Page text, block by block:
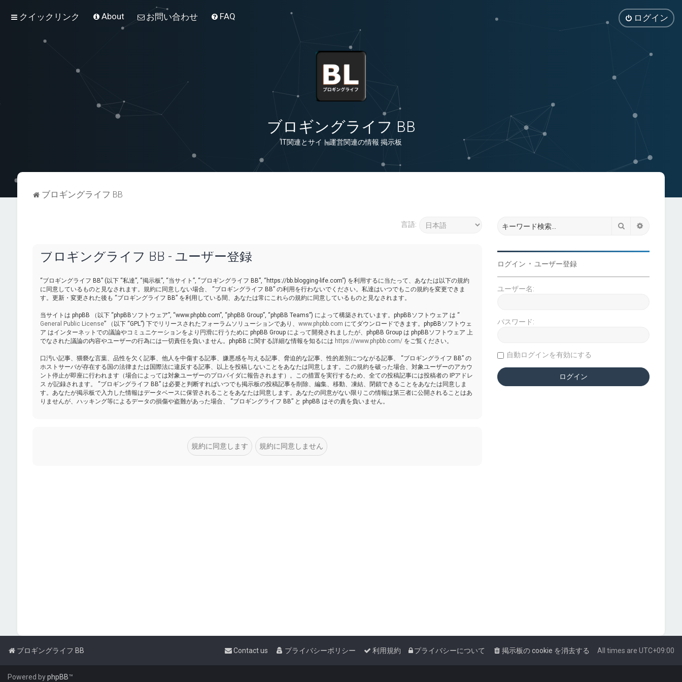
クイックリンク About お問い合わせ FAQ ログイン
ブロギングライフ BB
IT関連とサイト運営関連の情報 掲示板
ブロギングライフ BB
言語:
ブロギングライフ BB - ユーザー登録
“ブロギングライフ BB” (以下 “私達”, “掲示板”, “当サイト”, “ブロギングライフ BB”, “https://bb.blogging-life.com”) を利用するに当たって、あなたは以下の規約
に同意しているものと見なされます。規約に同意しない場合、 “ブロギングライフ BB” の利用を行わないでください。私達はいつでもこの規約を変更できま
す。更新・変更された後も “ブロギングライフ BB” を利用している間、あなたは常にこれらの規約に同意しているものと見なされます。
当サイトは phpBB （以下 “phpBBソフトウェア”, “www.phpbb.com”, “phpBB Group”, “phpBB Teams”) によって構築されています。phpBBソフトウェア は “
General Public License” （以下 “GPL”) 下でリリースされたフォーラムソリューションであり、 www.phpbb.com にてダウンロードできます。phpBBソフトウェ
ア はインターネットでの議論やコミュニケーションをより円滑に行うために phpBB Group によって開発されましたが、phpBB Group は phpBBソフトウェア 上
でなされた議論の内容やユーザーの行為には一切責任を負いません。phpBB に関する詳細な情報を知るには https://www.phpbb.com/をご覧ください。
口汚い記事、猥褻な言葉、品性を欠く記事、他人を中傷する記事、嫌悪感を与える記事、脅迫的な記事、性的差別につながる記事、 “ブロギングライフ BB” の
ホストサーバが存在する国の法律または国際法に違反する記事、以上を投稿しないことをあなたは同意します。この規約を破った場合、対象ユーザーのアカウ
ント停止が即座に行われます（場合によっては対象ユーザーのプロバイダに報告されます）。この措置を実行するため、全ての投稿記事には投稿者の IPアドレ
ス が記録されます。 “ブロギングライフ BB” は必要と判断すればいつでも掲示板の投稿記事を削除、編集、移動、凍結、閉鎖できることをあなたは同意しま
す。あなたが掲示板で入力した情報はデータベースに保管されることをあなたは同意します。あなたの同意がない限りこの情報は第三者に公開されることはあ
りませんが、ハッキング等によるデータの損傷や盗難があった場合、 “ブロギングライフ BB” と phpBB はその責を負いません。
検索
ログイン • ユーザー登録
ユーザー名:
パスワード:
自動ログインを有効にする
ブロギングライフ BB All times are UTC+09:00
掲示板の cookie を消去する
プライバシーについて
利用規約
プライバシーポリシー
Contact us
Powered byphpBB™